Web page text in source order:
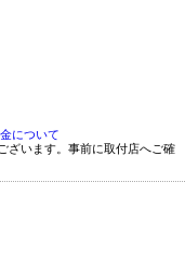
について
ざいます。事前に取付店へご確